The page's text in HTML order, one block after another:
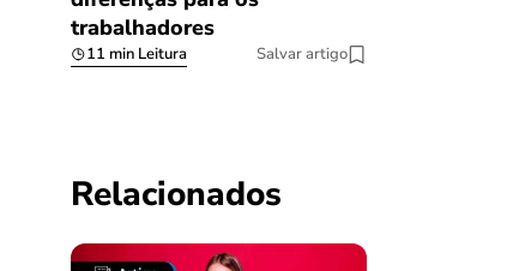
trabalhadores
11 min Leitura Salvar artigo
Relacionados